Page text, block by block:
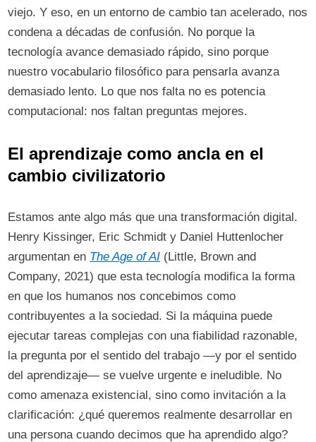
viejo. Y eso, en un entorno de cambio tan acelerado, nos
condena a décadas de confusión. No porque la
tecnología avance demasiado rápido, sino porque
nuestro vocabulario filosófico para pensarla avanza
demasiado lento. Lo que nos falta no es potencia
computacional: nos faltan preguntas mejores.
El aprendizaje como ancla en el
cambio civilizatorio
Estamos ante algo más que una transformación digital.
Henry Kissinger, Eric Schmidt y Daniel Huttenlocher
argumentan en The Age of AI (Little, Brown and
Company, 2021) que esta tecnología modifica la forma
en que los humanos nos concebimos como
contribuyentes a la sociedad. Si la máquina puede
ejecutar tareas complejas con una fiabilidad razonable,
la pregunta por el sentido del trabajo —y por el sentido
del aprendizaje— se vuelve urgente e ineludible. No
como amenaza existencial, sino como invitación a la
clarificación: ¿qué queremos realmente desarrollar en
una persona cuando decimos que ha aprendido algo?